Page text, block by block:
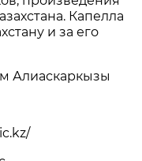
Капелла
и за его
Алиаскаркызы